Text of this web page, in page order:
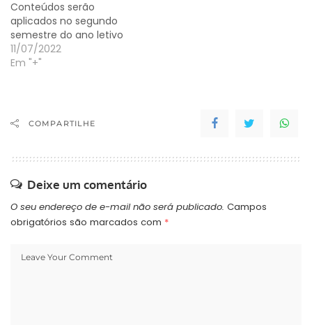
Conteúdos serão
aplicados no segundo
semestre do ano letivo
de 2022, em formato
remoto Os estudantes e
ensino superior
ofertadas pela
Paraná (UFPR), no âmbito
do…
11/07/2022
Em "+"
COMPARTILHE
Deixe um comentário
O seu endereço de e-mail não será publicado. Campos
obrigatórios são marcados com *